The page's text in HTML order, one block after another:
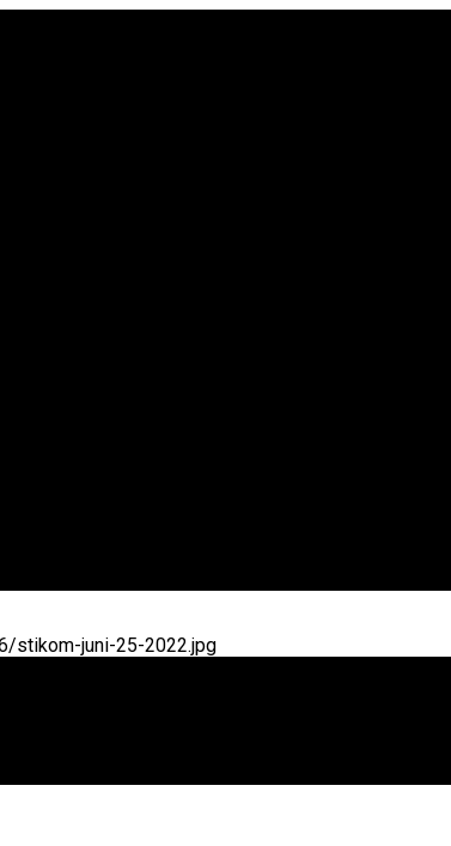
stikom-juni-25-2022.jpg